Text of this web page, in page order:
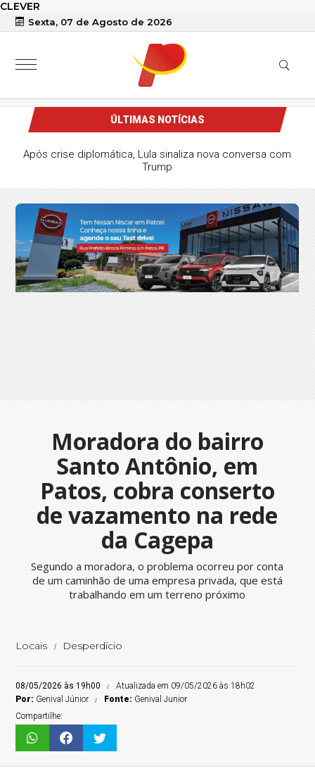
CLEVER
Sexta, 07 de Agosto de 2026
ÚLTIMAS NOTÍCIAS
Após crise diplomática, Lula sinaliza nova conversa com
Trump
Moradora do bairro
Santo Antônio, em
Patos, cobra conserto
de vazamento na rede
da Cagepa
Segundo a moradora, o problema ocorreu por conta
de um caminhão de uma empresa privada, que está
trabalhando em um terreno próximo
Locais Desperdício
08/05/2026 às 19h00
Atualizada em 09/05/2026 às 18h02
Por: Genival Júnior Fonte: Genival Junior
Compartilhe: